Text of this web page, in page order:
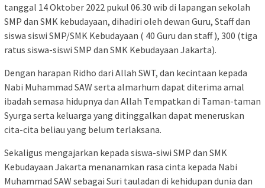
tanggal 14 Oktober 2022 pukul 06.30 wib di lapangan sekolah
SMP dan SMK kebudayaan, dihadiri oleh dewan Guru, Staff dan
siswa siswi SMP/SMK Kebudayaan ( 40 Guru dan staff ), 300 (tiga
ratus siswa-siswi SMP dan SMK Kebudayaan Jakarta).
Dengan harapan Ridho dari Allah SWT, dan kecintaan kepada
Nabi Muhammad SAW serta almarhum dapat diterima amal
ibadah semasa hidupnya dan Allah Tempatkan di Taman-taman
Syurga serta keluarga yang ditinggalkan dapat meneruskan
cita-cita beliau yang belum terlaksana.
Sekaligus mengajarkan kepada siswa-siwi SMP dan SMK
Kebudayaan Jakarta menanamkan rasa cinta kepada Nabi
Muhammad SAW sebagai Suri tauladan di kehidupan dunia dan